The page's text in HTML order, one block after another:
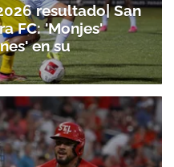
resultado| San
FC: 'Monjes'
en su